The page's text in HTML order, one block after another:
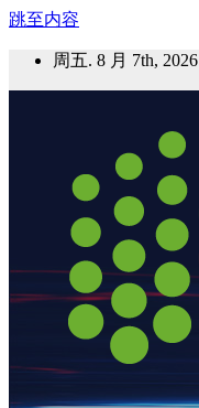
跳至内容
周五. 8 月 7th, 2026